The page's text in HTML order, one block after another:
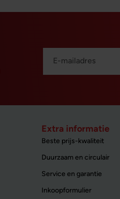
Extra informatie
Beste prijs-kwaliteit
Duurzaam en circulair
Service en garantie
Inkoopformulier